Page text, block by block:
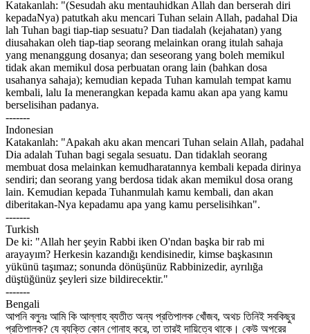
Katakanlah: "(Sesudah aku mentauhidkan Allah dan berserah diri
kepadaNya) patutkah aku mencari Tuhan selain Allah, padahal Dia
lah Tuhan bagi tiap-tiap sesuatu? Dan tiadalah (kejahatan) yang
diusahakan oleh tiap-tiap seorang melainkan orang itulah sahaja
yang menanggung dosanya; dan seseorang yang boleh memikul
tidak akan memikul dosa perbuatan orang lain (bahkan dosa
usahanya sahaja); kemudian kepada Tuhan kamulah tempat kamu
kembali, lalu Ia menerangkan kepada kamu akan apa yang kamu
berselisihan padanya.
-------
Indonesian
Katakanlah: "Apakah aku akan mencari Tuhan selain Allah, padahal
Dia adalah Tuhan bagi segala sesuatu. Dan tidaklah seorang
membuat dosa melainkan kemudharatannya kembali kepada dirinya
sendiri; dan seorang yang berdosa tidak akan memikul dosa orang
lain. Kemudian kepada Tuhanmulah kamu kembali, dan akan
diberitakan-Nya kepadamu apa yang kamu perselisihkan".
-------
Turkish
De ki: "Allah her şeyin Rabbi iken O'ndan başka bir rab mi
arayayım? Herkesin kazandığı kendisinedir, kimse başkasının
yükünü taşımaz; sonunda dönüşünüz Rabbinizedir, ayrılığa
düştüğünüz şeyleri size bildirecektir."
-------
Bengali
আপনি বলুনঃ আমি কি আল্লাহ ব্যতীত অন্য প্রতিপালক খোঁজব, অথচ তিনিই সবকিছুর
প্রতিপালক? যে ব্যক্তি কোন গোনাহ করে, তা তারই দায়িত্বে থাকে। কেউ অপরের